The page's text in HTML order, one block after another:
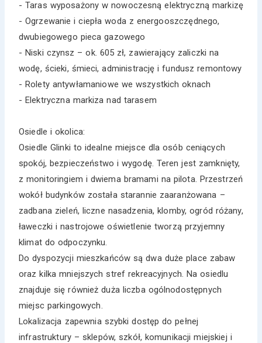
- Taras wyposażony w nowoczesną elektryczną markizę
- Ogrzewanie i ciepła woda z energooszczędnego,
dwubiegowego pieca gazowego
- Niski czynsz – ok. 605 zł, zawierający zaliczki na
wodę, ścieki, śmieci, administrację i fundusz remontowy
- Rolety antywłamaniowe we wszystkich oknach
- Elektryczna markiza nad tarasem
Osiedle i okolica:
Osiedle Glinki to idealne miejsce dla osób ceniących
spokój, bezpieczeństwo i wygodę. Teren jest zamknięty,
z monitoringiem i dwiema bramami na pilota. Przestrzeń
wokół budynków została starannie zaaranżowana –
zadbana zieleń, liczne nasadzenia, klomby, ogród różany,
ławeczki i nastrojowe oświetlenie tworzą przyjemny
klimat do odpoczynku.
Do dyspozycji mieszkańców są dwa duże place zabaw
oraz kilka mniejszych stref rekreacyjnych. Na osiedlu
znajduje się również duża liczba ogólnodostępnych
miejsc parkingowych.
Lokalizacja zapewnia szybki dostęp do pełnej
infrastruktury – sklepów, szkół, komunikacji miejskiej i